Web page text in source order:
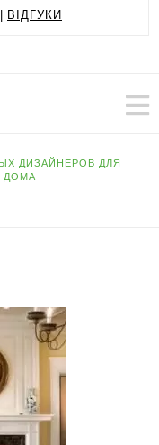
ВІДГУКИ
ДИЗАЙНЕРОВ ДЛЯ
ДОМА